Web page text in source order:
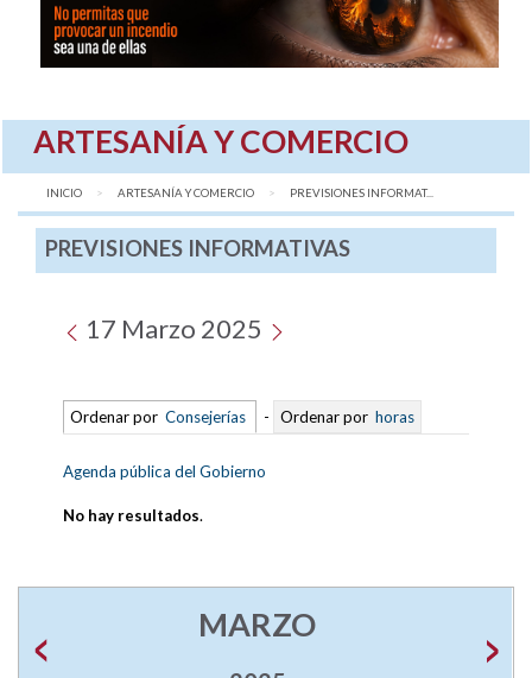
ARTESANÍA Y COMERCIO
INICIO ARTESANÍA Y COMERCIO AQUÍ:
PREVISIONES INFORMAT...
PREVISIONES INFORMATIVAS
17 Marzo 2025
Ordenar por Consejerías - Ordenar por horas
Agenda pública del Gobierno
No hay resultados.
MARZO